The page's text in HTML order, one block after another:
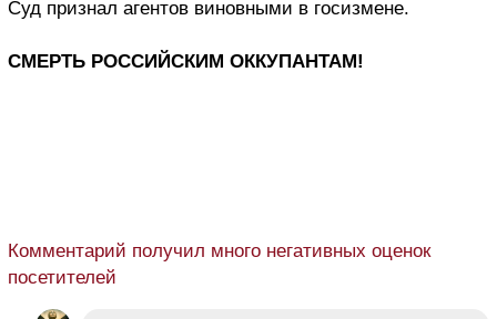
Суд признал агентов виновными в госизмене.
СМЕРТЬ РОССИЙСКИМ ОККУПАНТАМ!
Комментарий получил много негативных оценок
посетителей